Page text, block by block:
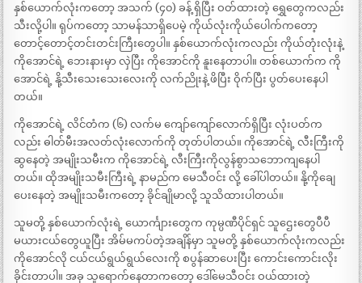
နှစ်ယောက်လုံးကတော့ အသက် (၄၀) ခန့် ရှိပြီး ဝတ်ထားတဲ့ ရွှေတွေကလည်း
သီးလို့ပါ။ ရုပ်ကတော့ သာမန်သာရှိပေမဲ့ ကိုယ်လုံးကိုယ်ပေါက်ကတော့
တောင့်တောင့်တင်းတင်းကြီးတွေပါ။ နှစ်ယောက်လုံးကလည်း ကိုယ်တုံးလုံးနဲ့
ကိုအောင်ရဲ့ ဘေးနားမှာ လှဲပြီး ကိုအောင်ကို နူးနေတာပါ။ တစ်ယောက်က ကို
အောင်ရဲ့ နို့သီးသေးသေးလေးကို လက်ညိုးနဲ့ ဖိပြီး ဝိုက်ပြီး ပွတ်ပေးနေပါ
တယ်။
ကိုအောင်ရဲ့ လိင်တံက (၆) လက်မ ကျော်ကျော်လောက်ရှိပြီး လုံးပတ်က
လည်း ဓါတ်မီးအလတ်လုံးလောက်ကို တုတ်ပါတယ်။ ကိုအောင်ရဲ့ လီးကြီးကို
ဆွနေတဲ့ အမျိုးသမီးက ကိုအောင်ရဲ့ လီးကြီးကိုလွန်စွာသဘောကျနေပါ
တယ်။ ထိုအမျိုးသမီးကြီးရဲ့ နာမည်က မေသီဝင်း လို့ ခေါ်ပါတယ်။ နို့ကိုချေ
ပေးနေတဲ့ အမျိုးသမီးကတော့ ခိုင်ချိုမာလို့ သူသိထားပါတယ်။
သူမတို့ နှစ်ယောက်လုံးရဲ့ ယောင်္ကျားတွေက ကုမ္ပဏီပိုင်ရှင် သူဌေးတွေပီပီ
မယားငယ်တွေယူပြီး အိမ်မကပ်တဲ့အချိန်မှာ သူမတို့ နှစ်ယောက်လုံးကလည်း
ကိုအောင်လို ငယ်ငယ်ရွယ်ရွယ်လေးကို စပွန်ဆာပေးပြီး ကောင်းကောင်းလိုး
ခိုင်းတာပါ။ အခု သူရောက်နေတာကတော့ ဒေါ်မေသီဝင်း ဝယ်ထားတဲ့